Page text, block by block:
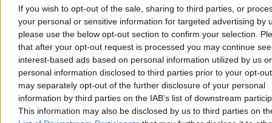
If you wish to opt-out of the sale, sharing to third parties, or
your personal or sensitive information for targeted advertising by
please use the below opt-out section to confirm your selection.
that after your opt-out request is processed you may continue
interest-based ads based on personal information utilized by us or
personal information disclosed to third parties prior to your opt-
may separately opt-out of the further disclosure of your personal
information by third parties on the IAB’s list of downstream
This information may also be disclosed by us to third parties on
Rybackiej w gliwickiej dzielnicy Ostropa skończyło się surowymi
konsekwencjami dla lokalnego gospodarza. Rolnik, który zaorał
pługiem świeży asfalt, usłyszał zarzut zniszczenia mienia o znacznej
wartości. Prokuratura wystąpiła o jego tymczasowe aresztowanie.
Agnieszka Waś-Turecka
Dzisiaj 12:14
3 min